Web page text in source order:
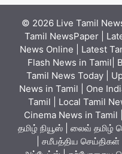
© 2026 Live Tamil
Tamil NewsPaper |
News Online | Latest
Flash News in Tamil|
Tamil News Today |
News in Tamil | One
Tamil | Local Tamil
Cinema News in
தமிழ் நியூஸ் | லைவ்
| சமீபத்திய செய்திகள்